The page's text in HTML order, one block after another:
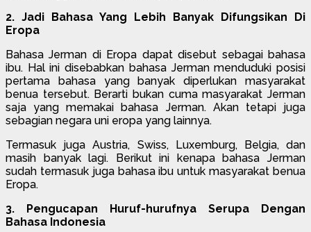
2. Jadi Bahasa Yang Lebih Banyak Difungsikan Di
Eropa
Bahasa Jerman di Eropa dapat disebut sebagai bahasa
ibu. Hal ini disebabkan bahasa Jerman menduduki posisi
pertama bahasa yang banyak diperlukan masyarakat
benua tersebut. Berarti bukan cuma masyarakat Jerman
saja yang memakai bahasa Jerman. Akan tetapi juga
sebagian negara uni eropa yang lainnya.
Termasuk juga Austria, Swiss, Luxemburg, Belgia, dan
masih banyak lagi. Berikut ini kenapa bahasa Jerman
sudah termasuk juga bahasa ibu untuk masyarakat benua
Eropa.
3. Pengucapan Huruf-hurufnya Serupa Dengan
Bahasa Indonesia